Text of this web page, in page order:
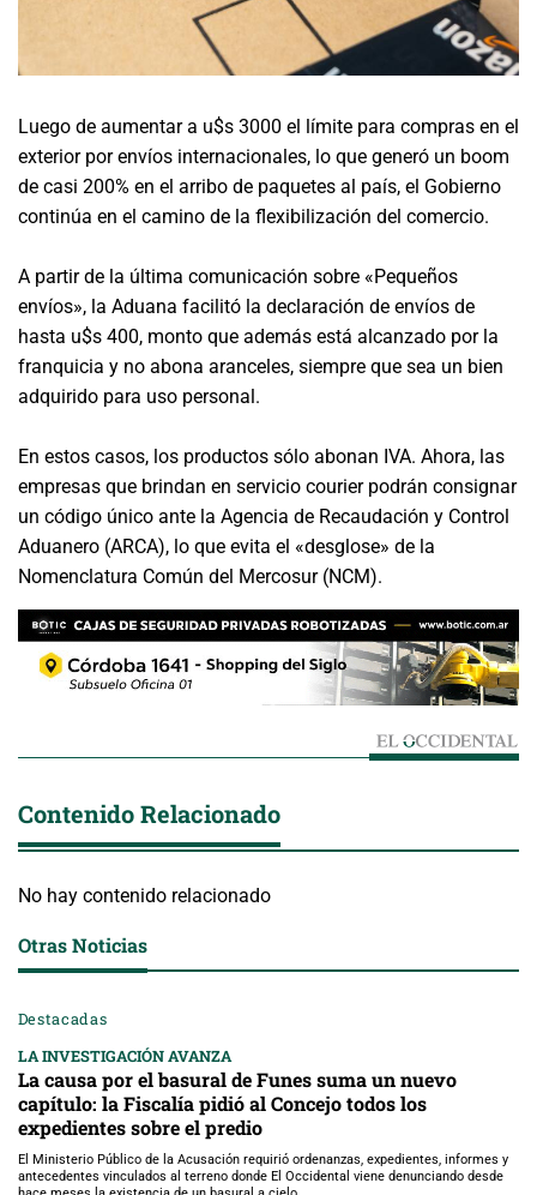
Luego de aumentar a u$s 3000 el límite para compras en el
exterior por envíos internacionales, lo que generó un boom
de casi 200% en el arribo de paquetes al país, el Gobierno
continúa en el camino de la flexibilización del comercio.⁠
A partir de la última comunicación sobre «Pequeños
envíos», la Aduana facilitó la declaración de envíos de
hasta u$s 400, monto que además está alcanzado por la
franquicia y no abona aranceles, siempre que sea un bien
adquirido para uso personal. ⁠
En estos casos, los productos sólo abonan IVA. Ahora, las
empresas que brindan en servicio courier podrán consignar
un código único ante la Agencia de Recaudación y Control
Aduanero (ARCA), lo que evita el «desglose» de la
Nomenclatura Común del Mercosur (NCM).
Contenido Relacionado
No hay contenido relacionado
Otras Noticias
Destacadas
LA INVESTIGACIÓN AVANZA
La causa por el basural de Funes suma un nuevo
capítulo: la Fiscalía pidió al Concejo todos los
expedientes sobre el predio
El Ministerio Público de la Acusación requirió ordenanzas, expedientes, informes y
antecedentes vinculados al terreno donde El Occidental viene denunciando desde